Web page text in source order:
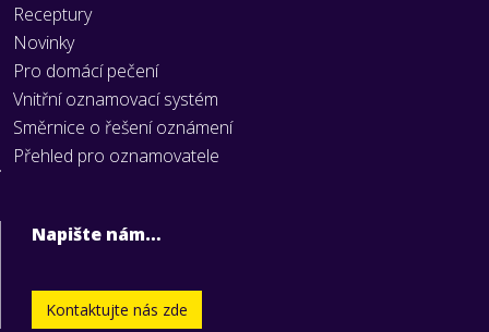
Receptury
Novinky
Pro domácí pečení
Vnitřní oznamovací systém
Směrnice o řešení oznámení
Přehled pro oznamovatele
Napište nám…
Kontaktujte nás zde